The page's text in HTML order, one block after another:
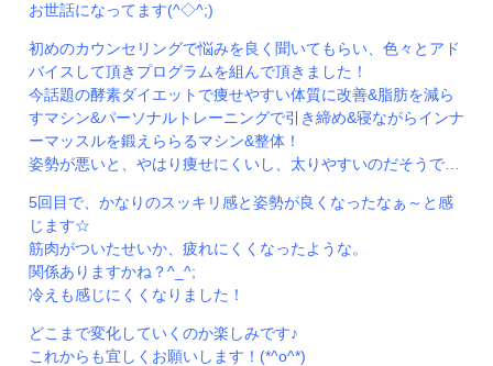
お世話になってます(^◇^;)
初めのカウンセリングで悩みを良く聞いてもらい、色々とアド
バイスして頂きプログラムを組んで頂きました！
今話題の酵素ダイエットで痩せやすい体質に改善&脂肪を減ら
すマシン&パーソナルトレーニングで引き締め&寝ながらインナ
ーマッスルを鍛えららるマシン&整体！
姿勢が悪いと、やはり痩せにくいし、太りやすいのだそうで…
5回目で、かなりのスッキリ感と姿勢が良くなったなぁ～と感
じます☆
筋肉がついたせいか、疲れにくくなったような。
関係ありますかね？^_^;
冷えも感じにくくなりました！
どこまで変化していくのか楽しみです♪
これからも宜しくお願いします！(*^o^*)